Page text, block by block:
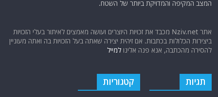
המצב המקיפה והמדויקת ביותר של השטח.
אתר Nziv.net מכבד את זכויות היוצרים ועושה מאמצים לאיתור בעלי הזכויות
ביצירות הכלולות בכתבות. אם זיהית יצירה שאתה בעל הזכויות בה ואתה מעוניין
להסירה מהכתבה, אנא פנה אלינולמייל
תגיות קטגוריות